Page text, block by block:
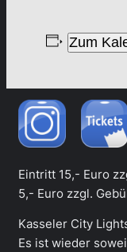
Zum
Eintritt 15,- Euro
5,- Euro zzgl.
Kasseler City
Es ist wieder